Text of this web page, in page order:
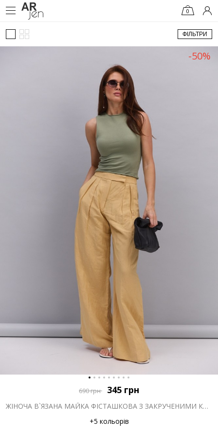
0
ФІЛЬТРИ
-50%
690грн 345 грн
ЖІНОЧА В`ЯЗАНА МАЙКА ФІСТАШКОВА З ЗАКРУЧЕНИМИ КРАЯМИ
+5 кольорів